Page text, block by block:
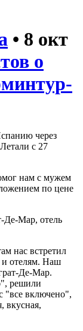
• 8 окт
о
через
с 27
нам с мужем
по цене
нас встретил
и отелям. Наш
Де-Мар.
решили
"все включено",
вкусная,